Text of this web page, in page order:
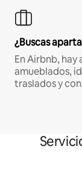
¿Buscas
En Airbnb,
amueblados,
traslados y